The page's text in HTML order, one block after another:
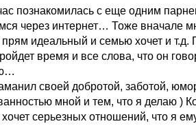
познакомилась с еще одним
через интернет… Тоже вначале
прям идеальный и семью хочет и
время и все слова, что он
своей добротой, заботой,
мной и тем, что я делаю )
хочет серьезных отношений, что я